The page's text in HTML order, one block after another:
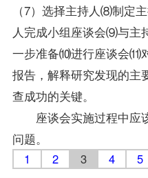
（7）选择主持人⑻制定
人完成小组座谈会⑼与主
一步准备⑽进行座谈会⑾
报告，解释研究发现的主
查成功的关键。
座谈会实施过程中应
问题。
1 2 3 4 5